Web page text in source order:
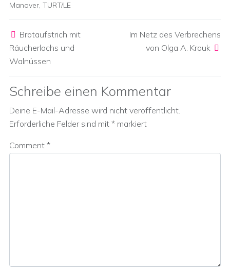
Manover, TURT/LE
Brotaufstrich mit
Räucherlachs und
Walnüssen
Im Netz des Verbrechens
von Olga A. Krouk
Schreibe einen Kommentar
Deine E-Mail-Adresse wird nicht veröffentlicht.
Erforderliche Felder sind mit * markiert
Comment *